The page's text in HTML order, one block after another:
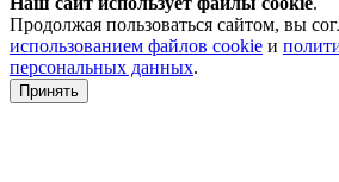
Продолжая пользоваться сайтом, вы
использованием файлов cookie и
персональных данных.
Принять